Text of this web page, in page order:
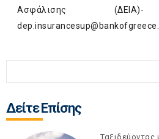
Ασφάλισης
Δείτε Επίσης
Ταξιδεύοντας